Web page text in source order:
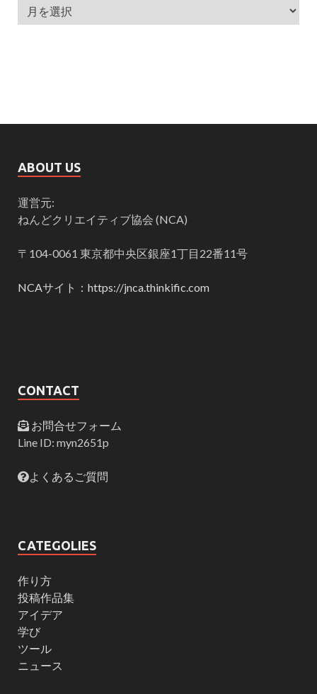
ABOUT US
運営元:
ねんどクリエイティブ協会 (NCA)
〒104-0061 東京都中央区銀座1丁目22番11号
NCAサイト：https://jnca.thinkific.com
CONTACT
お問合せフォーム
Line ID: myn2651p
よくあるご質問
CATEGOLIES
作り方
投稿作品集
アイデア
学び
ツール
ニュース